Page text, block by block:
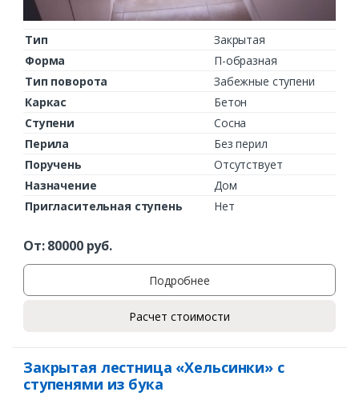
Тип
Закрытая
Форма
П-образная
Тип поворота
Забежные ступени
Каркас
Бетон
Ступени
Сосна
Перила
Без перил
Поручень
Отсутствует
Назначение
Дом
Пригласительная ступень
Нет
От:80000руб.
Подробнее
Расчет стоимости
Закрытая лестница «Хельсинки» с
ступенями из бука